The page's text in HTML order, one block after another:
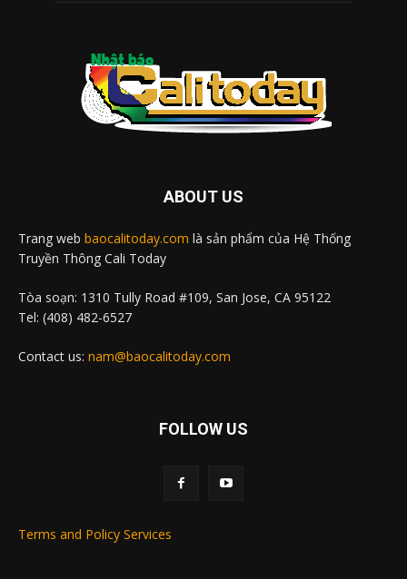
ABOUT US
Trang web baocalitoday.com là sản phẩm của Hệ Thống
Truyền Thông Cali Today
Tòa soạn: 1310 Tully Road #109, San Jose, CA 95122
Tel: (408) 482-6527
Contact us: nam@baocalitoday.com
FOLLOW US
Terms and Policy Services